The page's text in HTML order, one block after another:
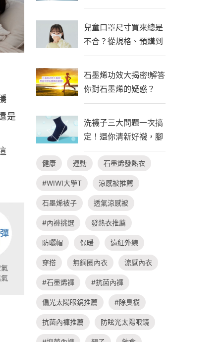
是
兒童口罩尺寸買來總是
不合？從規格、預購到
自製一次看懂！
石墨烯功效大揭密!解答
你對石墨烯的疑惑？
洗襪子三大問題一次搞
定！還你清新好襪，腳
臭不隨行
健康 運動 石墨烯發熱衣
#WIWI大學T 涼感被推薦
石墨烯被子 透氣涼感被
#內褲挑選 發熱衣推薦
防曬帽 保暖 遠紅外線
穿搭 無鋼圈內衣 涼感內衣
#石墨烯褲 #抗菌內褲
偏光太陽眼鏡推薦 #除臭襪
抗菌內褲推薦 防眩光太陽眼鏡